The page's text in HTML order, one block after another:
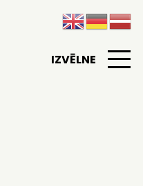
IZVĒLNE